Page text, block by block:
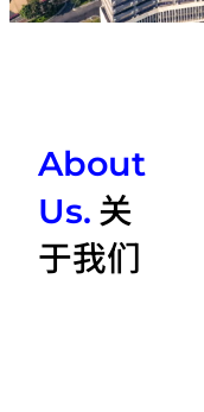
About
Us. 关
于我们